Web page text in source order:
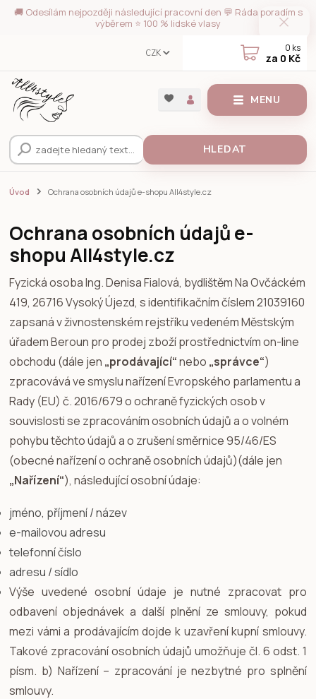
🚚 Odesílám nejpozději následující pracovní den 💬 Ráda poradím s
výběrem ⭐ 100 % lidské vlasy
MENU
CZK
HLEDAT
0 ks
za 0 Kč
Úvod Ochrana osobních údajů e-shopu All4style.cz
Ochrana osobních údajů e-
shopu All4style.cz
Fyzická osobaIng. Denisa Fialová, bydlištěm Na Ovčáckém
419, 26716 Vysoký Újezd, s identifikačním číslem 21039160
zapsaná v živnostenském rejstříku vedeném Městským
úřadem Beroun pro prodej zboží prostřednictvím on-line
obchodu (dále jen „prodávající“nebo „správce“)
zpracovává ve smyslu nařízení Evropského parlamentu a
Rady (EU) č. 2016/679 o ochraně fyzických osob v
souvislosti se zpracováním osobních údajů a o volném
pohybu těchto údajů a o zrušení směrnice 95/46/ES
(obecné nařízení o ochraně osobních údajů)(dále jen
„Nařízení“), následující osobní údaje:
jméno, příjmení / název
e-mailovou adresu
telefonní číslo
adresu / sídlo
Výše uvedené osobní údaje je nutné zpracovat pro
odbavení objednávek a další plnění ze smlouvy, pokud
mezi vámi a prodávajícím dojde k uzavření kupní smlouvy.
Takové zpracování osobních údajů umožňuje čl. 6 odst. 1
písm. b) Nařízení – zpracování je nezbytné pro splnění
smlouvy.